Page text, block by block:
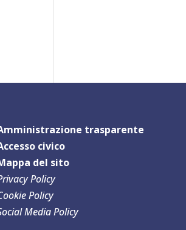
trasparente
civico
del sito
Policy
Policy
Media Policy